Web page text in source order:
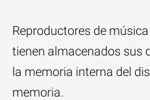
Reproductores de
tienen almacenados sus
la memoria interna del
memoria.